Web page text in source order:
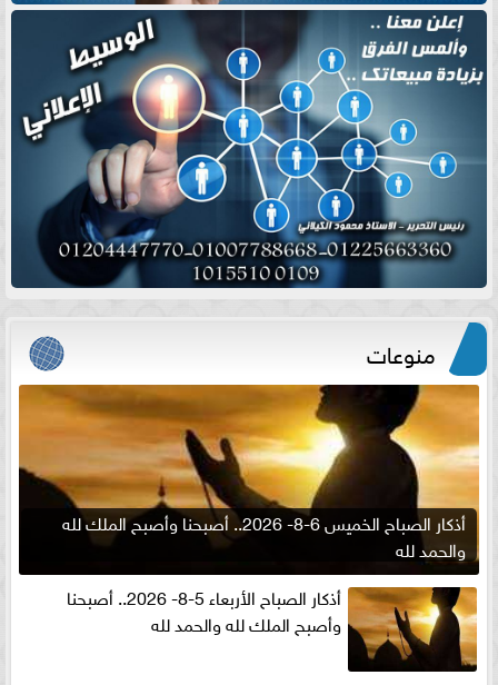
منوعات
أذكار الصباح الخميس 6-8- 2026.. أصبحنا وأصبح الملك لله
والحمد لله
أذكار الصباح الأربعاء 5-8- 2026.. أصبحنا
وأصبح الملك لله والحمد لله